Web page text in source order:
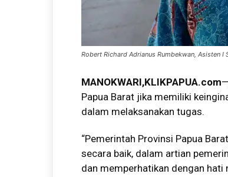
Robert Richard Adrianus Rumbekwan, Asisten
MANOKWARI,KLIKPAPUA.com
Papua Barat jika memiliki
dalam melaksanakan tugas.
“Pemerintah Provinsi Papua
secara baik, dalam artian
dan memperhatikan dengan hati